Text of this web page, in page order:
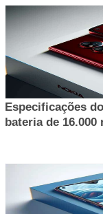
Especificações
bateria de 16.000